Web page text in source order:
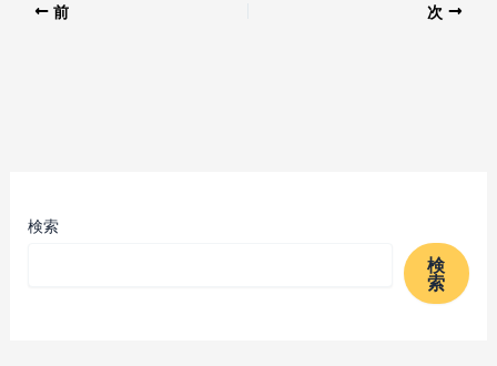
前 次
検索
検
索